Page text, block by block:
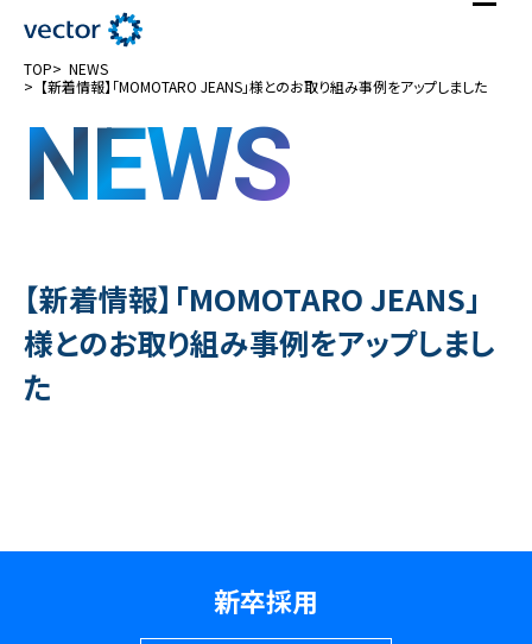
TOP
NEWS
【新着情報】「MOMOTARO JEANS」様とのお取り組み事例をアップしました
NEWS
【新着情報】「MOMOTARO JEANS」
様とのお取り組み事例をアップしまし
た
新卒採用